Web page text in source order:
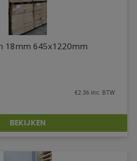
DETAILS
18mm 645x1220mm
€2.36 inc. BTW
BEKIJKEN